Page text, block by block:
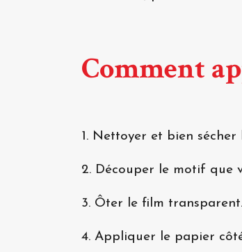
Comment
1. Nettoyer et bien sécher
2. Découper le motif que
3. Ôter le film transparent.
4. Appliquer le papier